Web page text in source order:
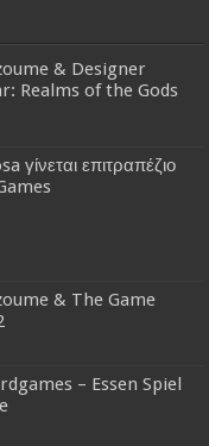
& Designer
Realms of the Gods
γίνεται επιτραπέζιο
& The Game
– Essen Spiel